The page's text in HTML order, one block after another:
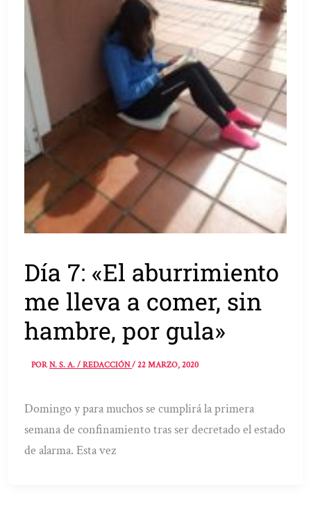
Día 7: «El aburrimiento
me lleva a comer, sin
hambre, por gula»
PORN. S. A. / REDACCIÓN/22 MARZO, 2020
Domingo y para muchos se cumplirá la primera
semana de confinamiento tras ser decretado el estado
de alarma. Esta vez